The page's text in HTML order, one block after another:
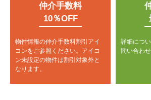
仲介手数料
10％OFF
物件情報の仲介手数料割引アイ
コンをご参照ください。 アイコ
ン未設定の物件は割引対象外と
なります。
詳細につ
問い合わ